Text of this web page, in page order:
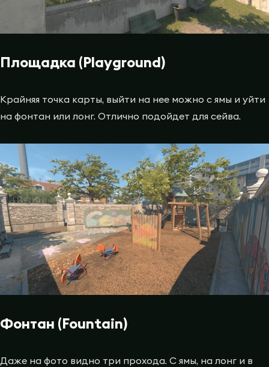
Площадка (Playground)
Крайняя точка карты, выйти на нее можно с ямы и уйти
на фонтан или лонг. Отлично подойдет для сейва.
Фонтан (Fountain)
Даже на фото видно три прохода. С ямы, на лонг и в